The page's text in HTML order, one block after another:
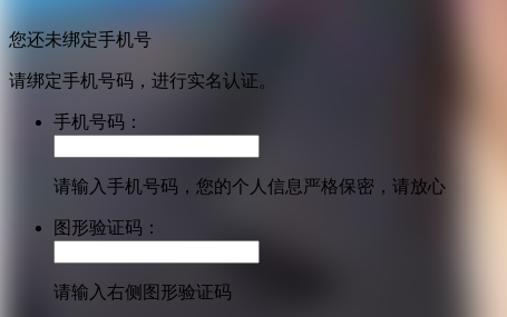
您还未绑定手机号
请绑定手机号码，进行实名认证。
手机号码：
请输入手机号码，您的个人信息严格保密，请放心
图形验证码：
请输入右侧图形验证码